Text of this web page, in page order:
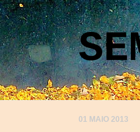
01 MAIO 2013